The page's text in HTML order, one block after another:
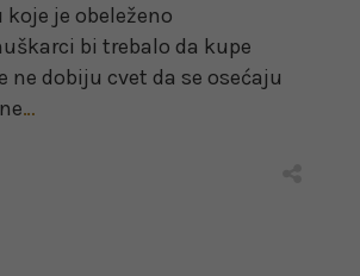
je obeleženo
bi trebalo da kupe
ne dobiju cvet da se osećaju
…